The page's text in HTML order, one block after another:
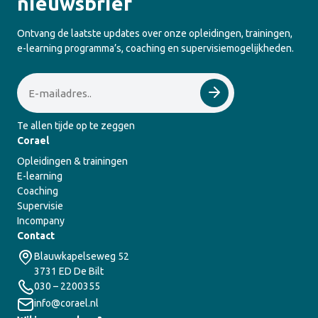
Ontvang de laatste updates over onze opleidingen, trainingen,
e-learning programma’s, coaching en supervisiemogelijkheden.
Email
Te allen tijde op te zeggen
Corael
Opleidingen & trainingen
E-learning
Coaching
Supervisie
Incompany
Contact
Blauwkapelseweg 52
3731 ED De Bilt
030 – 2200355
info@corael.nl